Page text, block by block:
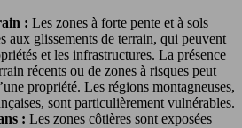
: Les zones à forte pente et à sols
aux glissements de terrain, qui peuvent
et les infrastructures. La présence
récents ou de zones à risques peut
propriété. Les régions montagneuses,
sont particulièrement vulnérables.
: Les zones côtières sont exposées